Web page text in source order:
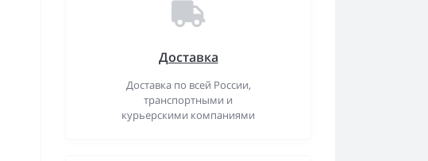
Доставка
Доставка по всей России,
транспортными и
курьерскими компаниями